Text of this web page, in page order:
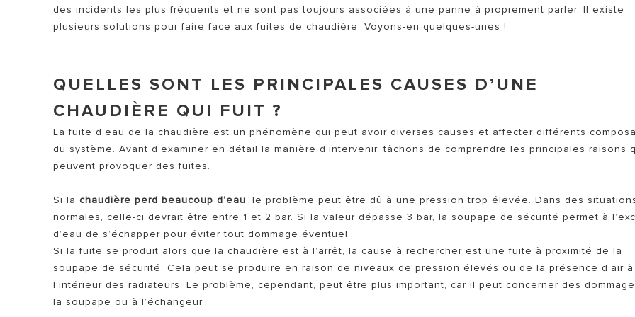
TOUS LES MODÈLES DE CHAUFFAGE
TOUS LES SERVICES ARISTON
des incidents les plus fréquents et ne sont pas toujours associées à une panne à proprement parler. Il existe
plusieurs solutions pour faire face aux fuites de chaudière. Voyons-en quelques-unes !
QUELLES SONT LES PRINCIPALES CAUSES D’UNE
CHAUDIÈRE QUI FUIT ?
La fuite d'eau de la chaudière est un phénomène qui peut avoir diverses causes et affecter différents
du système. Avant d’examiner en détail la manière d’intervenir, tâchons de comprendre les principales raisons
peuvent provoquer des fuites.
Si la chaudière perd beaucoup d’eau, le problème peut être dû à une pression trop élevée. Dans des
normales, celle-ci devrait être entre 1 et 2 bar. Si la valeur dépasse 3 bar, la soupape de sécurité permet à
d’eau de s’échapper pour éviter tout dommage éventuel.
Si la fuite se produit alors que la chaudière est à l’arrêt, la cause à rechercher est une fuite à proximité de la
soupape de sécurité. Cela peut se produire en raison de niveaux de pression élevés ou de la présence d’air à
l’intérieur des radiateurs. Le problème, cependant, peut être plus important, car il peut concerner des
la soupape ou à l’échangeur.